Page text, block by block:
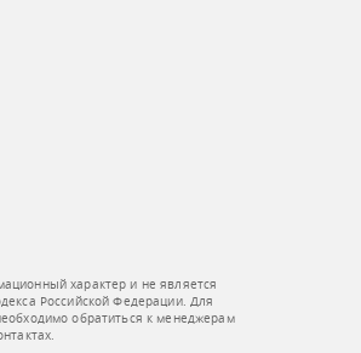
характер и не является
Российской Федерации. Для
обратиться к менеджерам